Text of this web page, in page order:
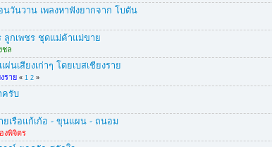
วันวาน เพลงหาฟังยากจาก โบตัน
ลูกเพชร ชุดแม่ค้าแม่ขาย
ชล
นเสียงเก่าๆ โดยเบสเชียงราย
ราย «1 2 »
ครับ
ยเรือแก้เก้อ - ขุนแผน - ถนอม
งพิจิตร